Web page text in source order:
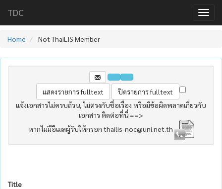
TDC
Home Not ThaiLIS Member
แจ้งเอกสารไม่ครบถ้วน, ไม่ตรงกับชื่อเรื่อง หรือมีข้อผิดพลาดเกี่ยวกับ
เอกสาร ติดต่อที่นี่ ==>
หากไม่มีอีเมลผู้รับให้กรอก thailis-noc@uni.net.th
Title